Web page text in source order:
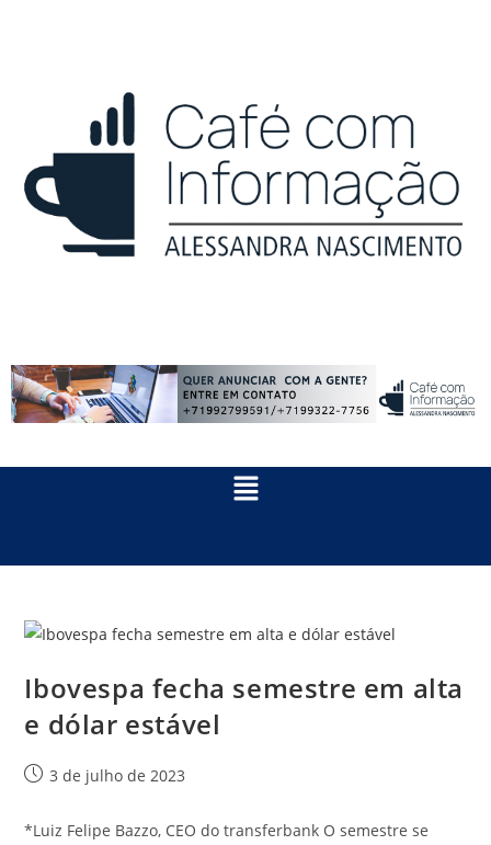
Ibovespa fecha semestre em alta
e dólar estável
3 de julho de 2023
*Luiz Felipe Bazzo, CEO do transferbank O semestre se